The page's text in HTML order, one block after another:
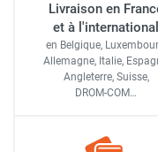
Livraison en
et à l'international
en Belgique,
Allemagne, Italie,
Angleterre, Suisse,
DROM-COM…